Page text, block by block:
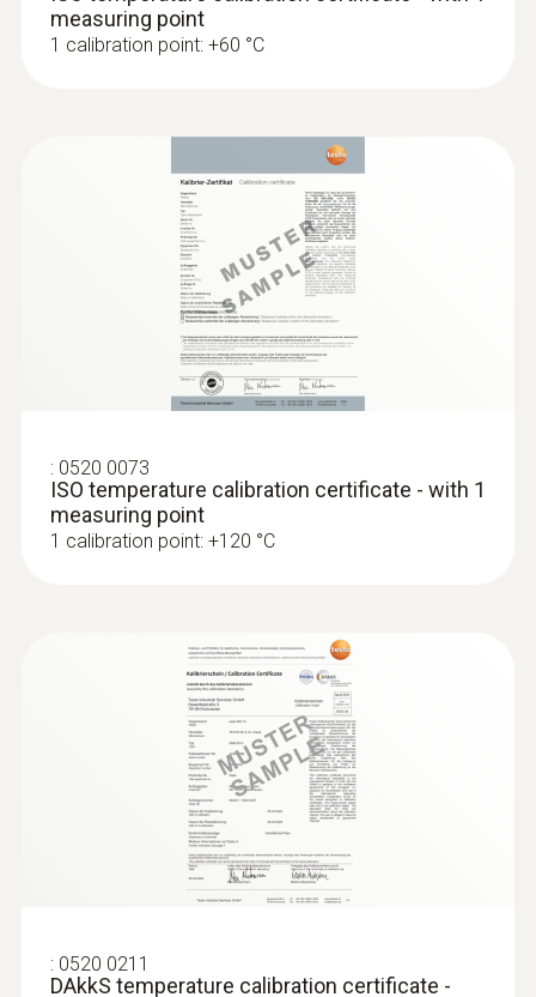
measuring point
1 calibration point: +60 °C
: 0520 0073
ISO temperature calibration certificate - with 1
measuring point
1 calibration point: +120 °C
: 0520 0211
DAkkS temperature calibration certificate -